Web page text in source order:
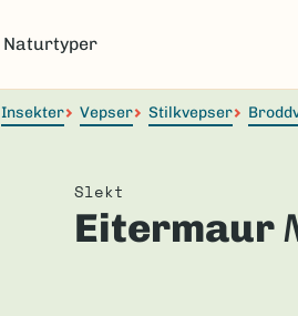
Naturtyper
Insekter Vepser Stilkvepser
Slekt
Eitermaur